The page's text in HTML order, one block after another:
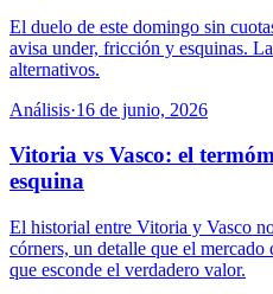
El duelo de este domingo sin
avisa under, fricción y esquinas.
alternativos.
Análisis·16 de junio, 2026
Vitoria vs Vasco: el
esquina
El historial entre Vitoria y Vasco
córners, un detalle que el mercado
que esconde el verdadero valor.